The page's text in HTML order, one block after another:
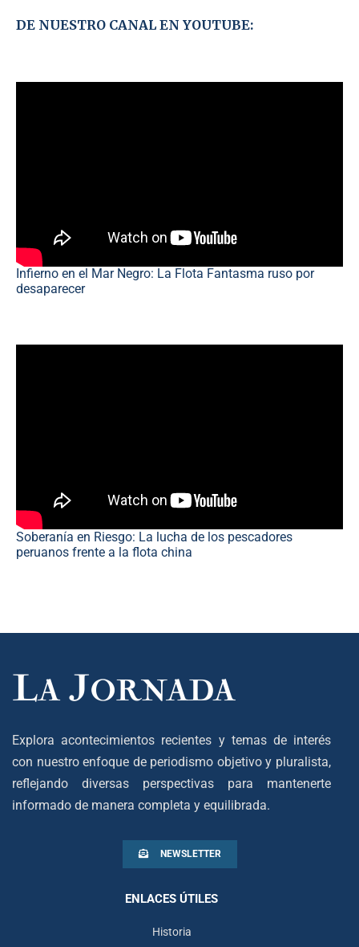
DE NUESTRO CANAL EN YOUTUBE:
Infierno en el Mar Negro: La Flota Fantasma ruso por
desaparecer
Soberanía en Riesgo: La lucha de los pescadores
peruanos frente a la flota china
Explora acontecimientos recientes y temas de interés
con nuestro enfoque de periodismo objetivo y pluralista,
reflejando diversas perspectivas para mantenerte
informado de manera completa y equilibrada.
NEWSLETTER
ENLACES ÚTILES
Historia